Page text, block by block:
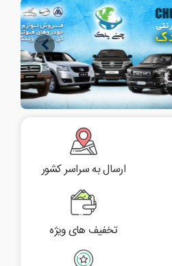
ارسال به سراسر کشور
تخفیف های ویژه